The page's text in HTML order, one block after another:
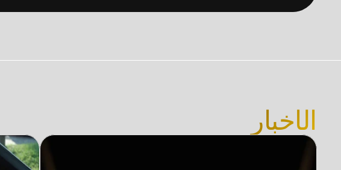
الأخبار